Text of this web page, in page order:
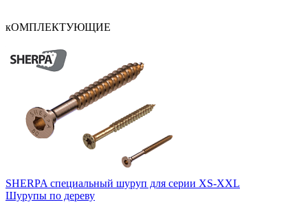
кОМПЛЕКТУЮЩИЕ
SHERPA специальный шуруп для серии XS-XXL
Шурупы по дереву